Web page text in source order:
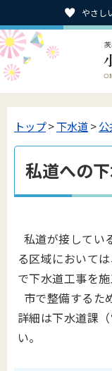
やさし
トップ>下水道>
私道への
私道が接してい
る区域において
で下水道工事を施
市で整備するた
詳細は下水道課
い。